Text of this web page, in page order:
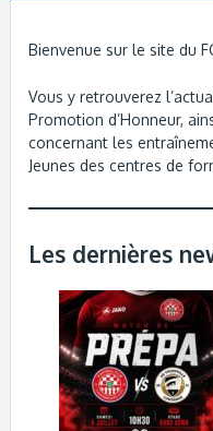
Bienvenue sur le site du
Vous y retrouverez
Promotion d’Honneur,
concernant les
Jeunes des centres de
Les dernières